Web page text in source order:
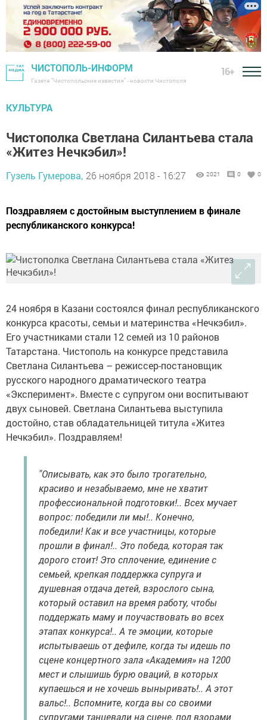
ЧИСТОПОЛЬ-ИНФОРМ
Газета "Чистопольские известия" - новости Чистополя
16+
КУЛЬТУРА
Чистополка Светлана Силантьева стала
«Житез Нечкэбил»!
Гузель Гумерова, 26 ноября 2018 - 16:27 2021 0 0
Поздравляем с достойным выступлением в финале
республиканского конкурса!
24 ноября в Казани состоялся финал республиканского
конкурса красоты, семьи и материнства «Нечкэбил».
Его участниками стали 12 семей из 10 районов
Татарстана. Чистополь на конкурсе представила
Светлана Силантьева – режиссер-постановщик
русского народного драматического театра
«Эксперимент». Вместе с супругом они воспитывают
двух сыновей. Светлана Силантьева выступила
достойно, став обладательницей титула «Житез
Нечкэбил». Поздравляем!
"Описывать, как это было трогательно,
красиво и незабываемо, мне не хватит
профессиональной подготовки!.. Всех мучает
вопрос: победили ли мы!.. Конечно,
победили! Как и все участницы, которые
прошли в финал!.. Это победа, которая так
дорого стоит! Это сплочение, единение с
семьей, крепкая поддержка супруга и
душевная отдача детей, взрослого сына,
который оставил на время работу, чтобы
поддержать маму и поучаствовать во всех
этапах конкурса!.. А те эмоции, которые
испытываешь от дефиле, когда ты идешь по
сцене концертного зала «Академия» на 1200
мест и слышишь бурю оваций, в которых
купаешься и не хочешь выныривать!.. А этот
вальс!.. Вспомните, когда вы со своими
супругами танцевали на сцене, под взорами